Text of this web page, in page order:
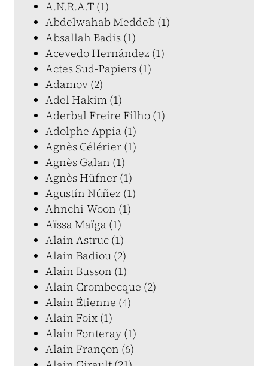
A.N.R.A.T (1)
Abdelwahab Meddeb (1)
Absallah Badis (1)
Acevedo Hernández (1)
Actes Sud-Papiers (1)
Adamov (2)
Adel Hakim (1)
Aderbal Freire Filho (1)
Adolphe Appia (1)
Agnès Célérier (1)
Agnès Galan (1)
Agnès Hüfner (1)
Agustín Núñez (1)
Ahnchi-Woon (1)
Aïssa Maïga (1)
Alain Astruc (1)
Alain Badiou (2)
Alain Busson (1)
Alain Crombecque (2)
Alain Étienne (4)
Alain Foix (1)
Alain Fonteray (1)
Alain Françon (6)